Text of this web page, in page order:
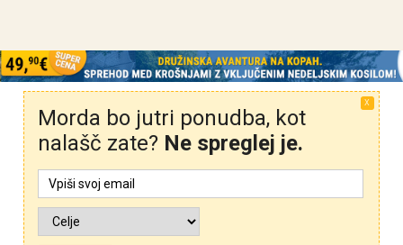
X
Morda bo jutri ponudba, kot
nalašč zate? Ne spreglej je.